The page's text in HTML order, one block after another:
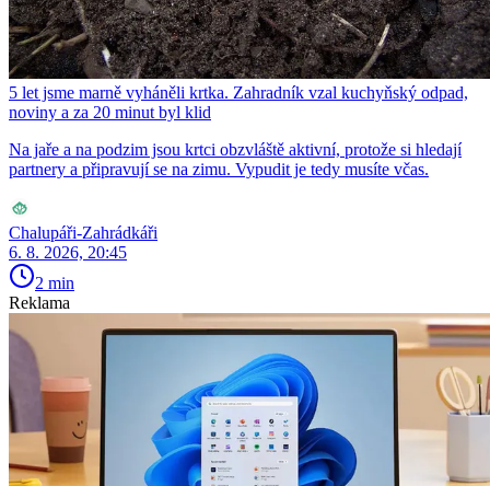
5 let jsme marně vyháněli krtka. Zahradník vzal kuchyňský odpad,
noviny a za 20 minut byl klid
Na jaře a na podzim jsou krtci obzvláště aktivní, protože si hledají
partnery a připravují se na zimu. Vypudit je tedy musíte včas.
Chalupáři-Zahrádkáři
6. 8. 2026, 20:45
2 min
Reklama